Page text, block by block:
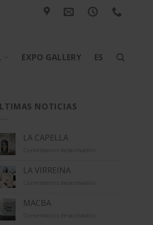
EXPO GALLERY ES
NOTICIAS
LA CAPELLA
Comentarios desactivados
LA VIRREINA
Comentarios desactivados
MACBA
Comentarios desactivados